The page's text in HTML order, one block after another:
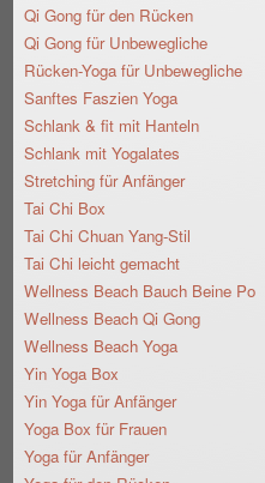
Qi Gong für den Rücken
Qi Gong für Unbewegliche
Rücken-Yoga für Unbewegliche
Sanftes Faszien Yoga
Schlank & fit mit Hanteln
Schlank mit Yogalates
Stretching für Anfänger
Tai Chi Box
Tai Chi Chuan Yang-Stil
Tai Chi leicht gemacht
Wellness Beach Bauch Beine Po
Wellness Beach Qi Gong
Wellness Beach Yoga
Yin Yoga Box
Yin Yoga für Anfänger
Yoga Box für Frauen
Yoga für Anfänger